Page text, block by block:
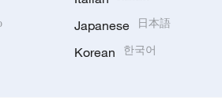
Japanese 日本語
Korean 한국어